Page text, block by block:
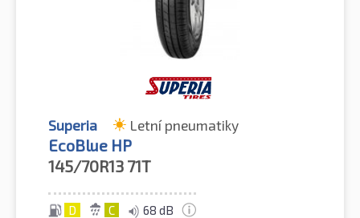
Superia Letní pneumatiky
EcoBlue HP
145/70R13 71T
D C 68 dB